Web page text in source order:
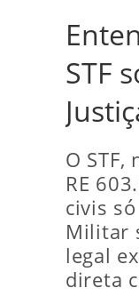
STF
O
RE
civis
Militar
legal
direta